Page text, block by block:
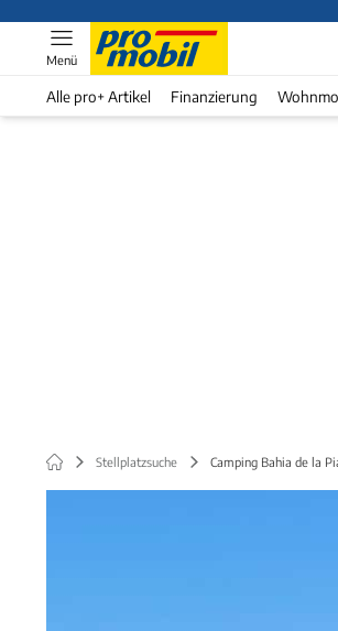
Menü
Alle pro+ Artikel Finanzierung
Stellplatzsuche Camping Bahia de la